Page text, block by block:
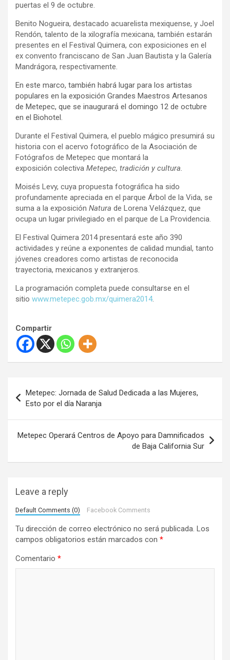
puertas el 9 de octubre.
Benito Nogueira, destacado acuarelista mexiquense, y Joel
Rendón, talento de la xilografía mexicana, también estarán
presentes en el Festival Quimera, con exposiciones en el
ex convento franciscano de San Juan Bautista y la Galería
Mandrágora, respectivamente.
En este marco, también habrá lugar para los artistas
populares en la exposición Grandes Maestros Artesanos
de Metepec, que se inaugurará el domingo 12 de octubre
en el Biohotel.
Durante el Festival Quimera, el pueblo mágico presumirá su
historia con el acervo fotográfico de la Asociación de
Fotógrafos de Metepec que montará la
exposición colectiva Metepec, tradición y cultura.
Moisés Levy, cuya propuesta fotográfica ha sido
profundamente apreciada en el parque Árbol de la Vida, se
suma a la exposición Natura de Lorena Velázquez, que
ocupa un lugar privilegiado en el parque de La Providencia.
El Festival Quimera 2014 presentará este año 390
actividades y reúne a exponentes de calidad mundial, tanto
jóvenes creadores como artistas de reconocida
trayectoria, mexicanos y extranjeros.
La programación completa puede consultarse en el
sitio www.metepec.gob.mx/quimera2014.
Compartir
v
a
Metepec: Jornada de Salud Dedicada a las Mujeres,
Esto por el día Naranja
Metepec Operará Centros de Apoyo para Damnificados
de Baja California Sur
Leave a reply
Default Comments (0) Facebook Comments
Tu dirección de correo electrónico no será publicada. Los
campos obligatorios están marcados con *
Comentario *